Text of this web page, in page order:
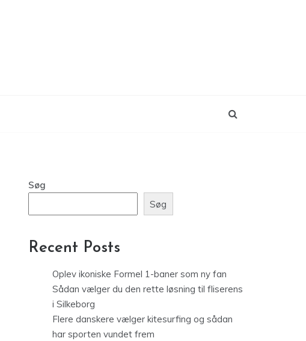
Søg
Søg
Recent Posts
Oplev ikoniske Formel 1-baner som ny fan
Sådan vælger du den rette løsning til fliserens
i Silkeborg
Flere danskere vælger kitesurfing og sådan
har sporten vundet frem